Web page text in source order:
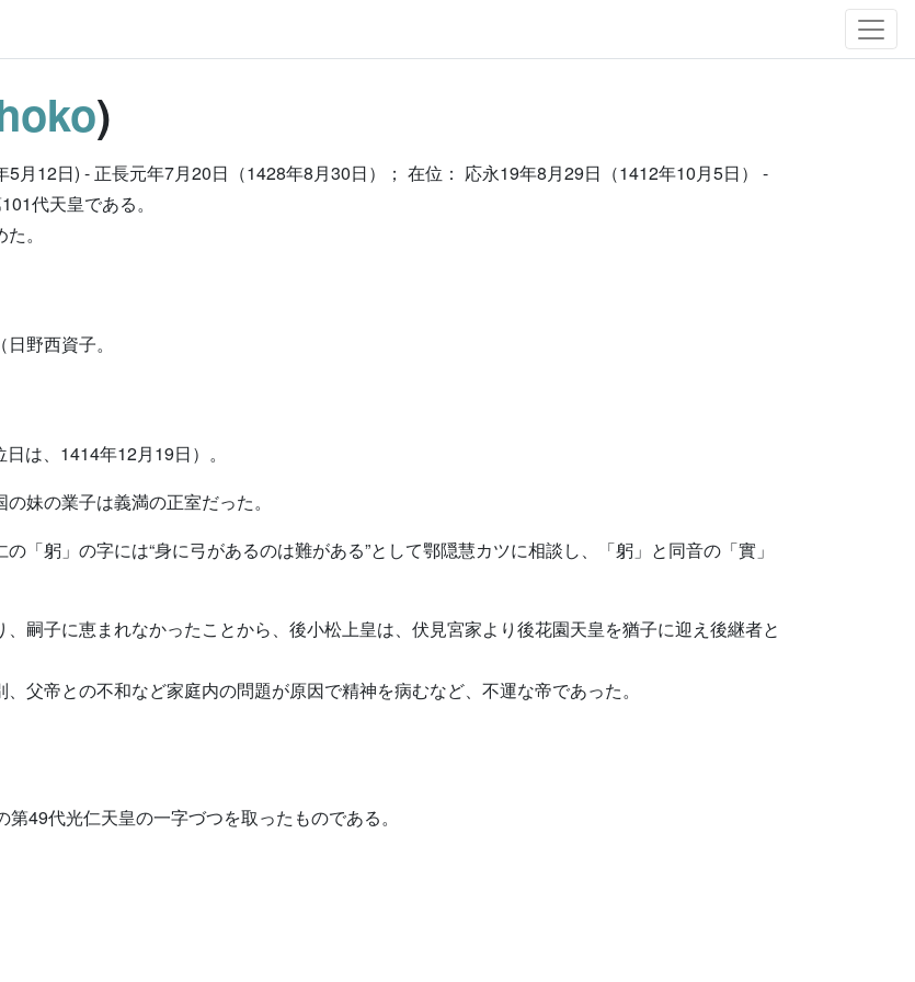
)
月12日) - 正長元年7月20日（1428年8月30日）； 在位： 応永19年8月29日（1412年10月5日） -
代天皇である。
。
野西資子。
は、1414年12月19日）。
妹の業子は義満の正室だった。
「躬」の字には“身に弓があるのは難がある”として鄂隠慧カツに相談し、「躬」と同音の「實」
嗣子に恵まれなかったことから、後小松上皇は、伏見宮家より後花園天皇を猶子に迎え後継者と
父帝との不和など家庭内の問題が原因で精神を病むなど、不運な帝であった。
49代光仁天皇の一字づつを取ったものである。